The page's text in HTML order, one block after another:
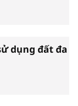
dụng đất đa